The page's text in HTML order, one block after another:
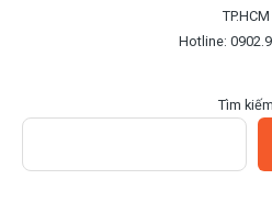
TP.HCM
Hotline:
Tìm kiếm